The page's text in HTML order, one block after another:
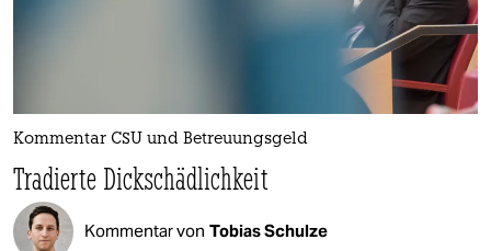
Kommentar CSU und Betreuungsgeld
Tradierte Dickschädlichkeit
Kommentar von Tobias Schulze